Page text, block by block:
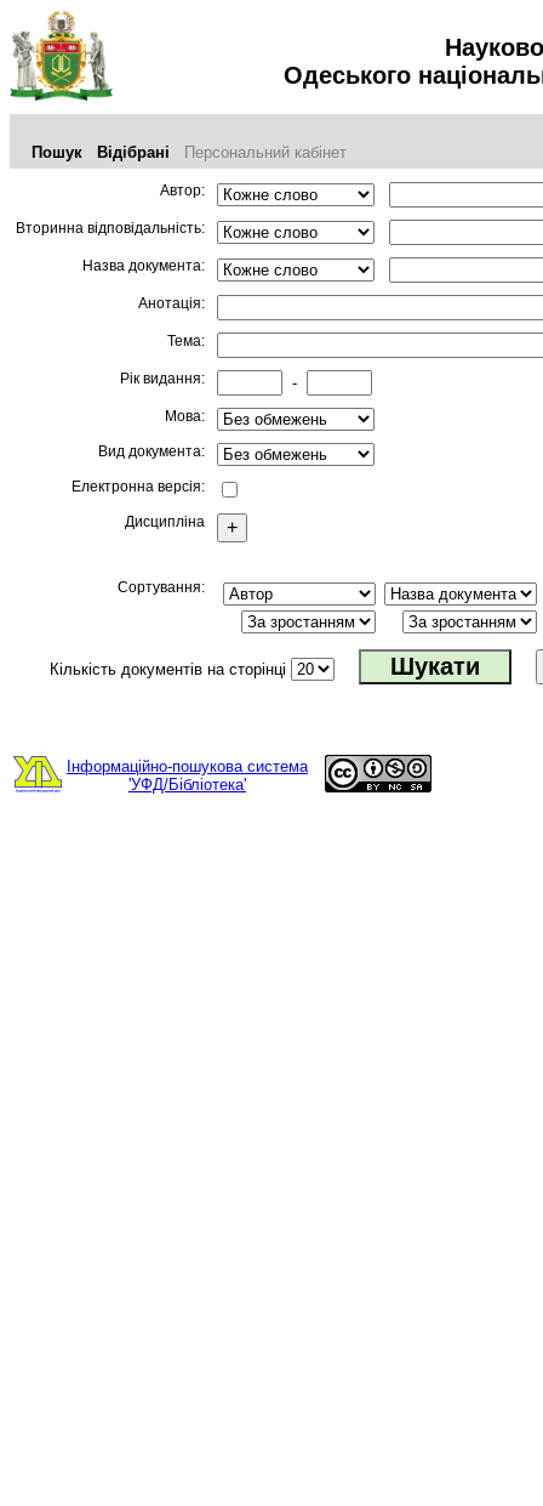
Одеського
Пошук Відібрані Персональний кабінет
Автор:
Вторинна відповідальність:
Назва документа:
Анотація:
Тема:
Рік видання: -
Мова:
Вид документа:
Електронна версія:
Дисципліна +
Сортування:
Кількість документів на сторінці
Інформаційно-пошукова система
'УФД/Бібліотека'